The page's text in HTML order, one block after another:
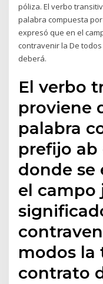
póliza. El verbo
palabra compuesta
expresó que en el
contravenir la De
deberá.
El verbo
proviene
palabra
prefijo
donde se
el campo
modos la
contrato